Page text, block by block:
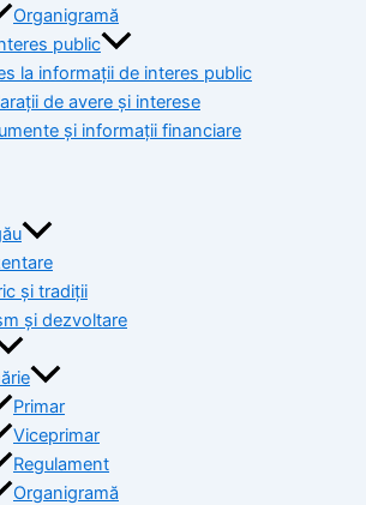
Organigramă
public
la informații de interes public
de avere și interese
și informații financiare
și tradiții
și dezvoltare
Primar
Viceprimar
Regulament
Organigramă